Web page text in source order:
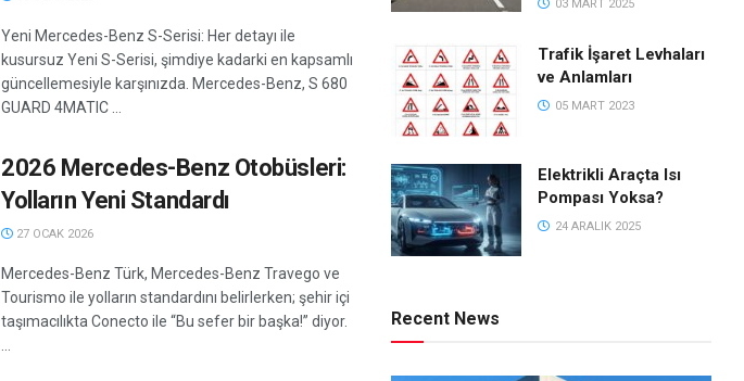
Yeni Mercedes-Benz S-Serisi: Her detayı ile
kusursuz Yeni S-Serisi, şimdiye kadarki en kapsamlı
güncellemesiyle karşınızda. Mercedes-Benz, S 680
GUARD 4MATIC ...
2026 Mercedes-Benz Otobüsleri:
Yolların Yeni Standardı
27 OCAK 2026
Mercedes-Benz Türk, Mercedes-Benz Travego ve
Tourismo ile yolların standardını belirlerken; şehir içi
taşımacılıkta Conecto ile “Bu sefer bir başka!” diyor.
03 MART 2025
Trafik İşaret Levhaları
ve Anlamları
05 MART 2023
Elektrikli Araçta Isı
Pompası Yoksa?
24 ARALIK 2025
Recent News